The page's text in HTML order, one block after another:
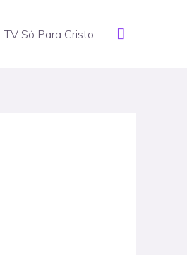
TV Só Para Cristo Search